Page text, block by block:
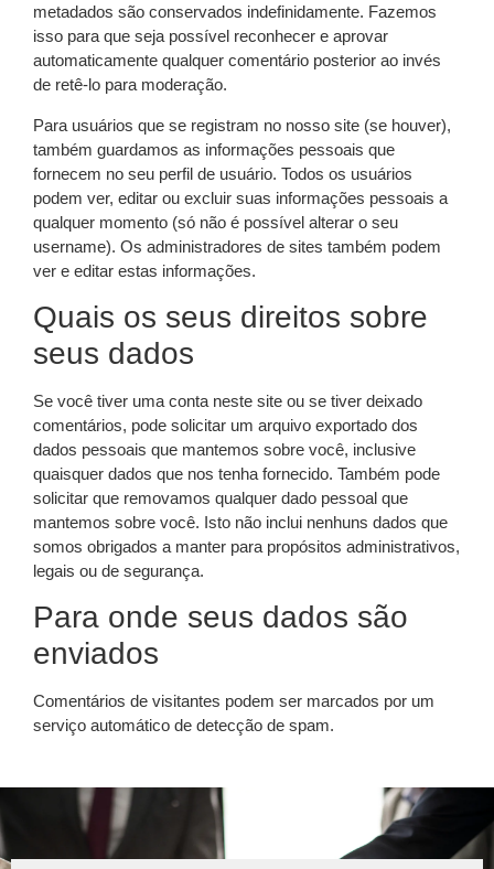
metadados são conservados indefinidamente. Fazemos
isso para que seja possível reconhecer e aprovar
automaticamente qualquer comentário posterior ao invés
de retê-lo para moderação.
Para usuários que se registram no nosso site (se houver),
também guardamos as informações pessoais que
fornecem no seu perfil de usuário. Todos os usuários
podem ver, editar ou excluir suas informações pessoais a
qualquer momento (só não é possível alterar o seu
username). Os administradores de sites também podem
ver e editar estas informações.
Quais os seus direitos sobre
seus dados
Se você tiver uma conta neste site ou se tiver deixado
comentários, pode solicitar um arquivo exportado dos
dados pessoais que mantemos sobre você, inclusive
quaisquer dados que nos tenha fornecido. Também pode
solicitar que removamos qualquer dado pessoal que
mantemos sobre você. Isto não inclui nenhuns dados que
somos obrigados a manter para propósitos administrativos,
legais ou de segurança.
Para onde seus dados são
enviados
Comentários de visitantes podem ser marcados por um
serviço automático de detecção de spam.